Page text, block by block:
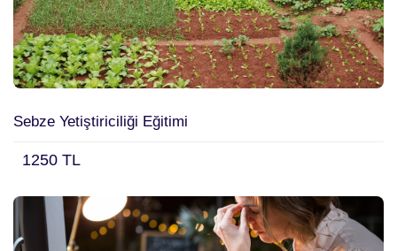
Sebze Yetiştiriciliği Eğitimi
1250 TL